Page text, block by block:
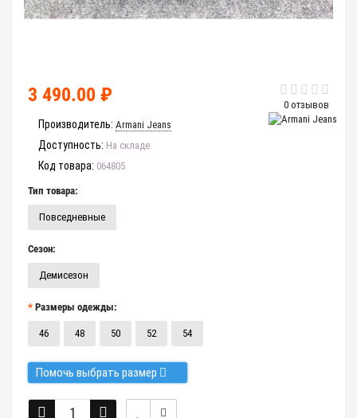
0 отзывов
3 490.00 ₽
Производитель: Armani Jeans
Доступность: На складе
Код товара: 064805
Тип товара:
Повседневные
Сезон:
Демисезон
Размеры одежды:
46 48 50 52 54
Помочь выбрать размер